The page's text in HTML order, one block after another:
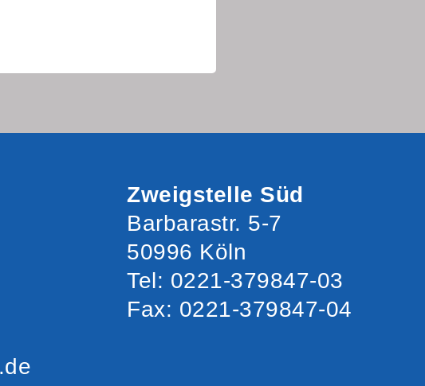
Zweigstelle Süd
Barbarastr. 5-7
50996 Köln
Tel: 0221-379847-03
Fax: 0221-379847-04